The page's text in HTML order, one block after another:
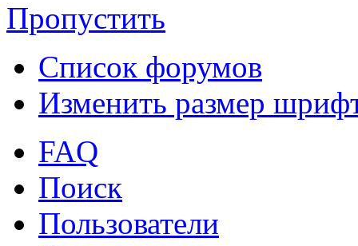
Пропустить
Список форумов
Изменить размер
FAQ
Поиск
Пользователи